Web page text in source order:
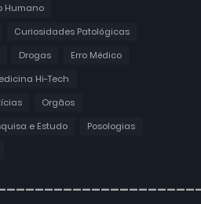
Humano
Curiosidades Patológicas
Drogas
Erro Médico
Hi-Tech
Orgãos
e Estudo
Posologias